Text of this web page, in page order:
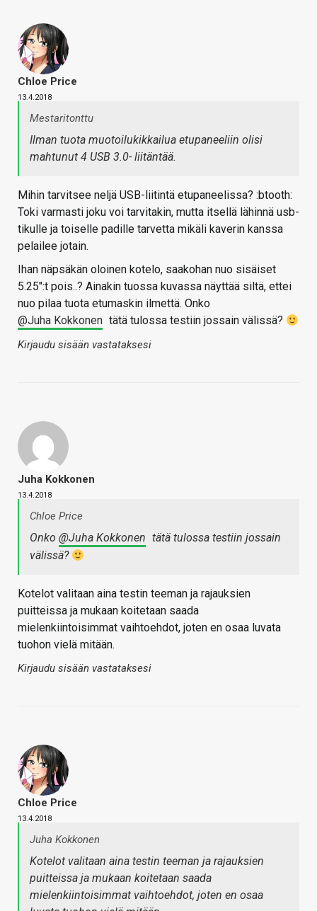
Chloe Price
13.4.2018
Mestaritonttu
Ilman tuota muotoilukikkailua etupaneeliin olisi
mahtunut 4 USB 3.0- liitäntää.
Mihin tarvitsee neljä USB-liitintä etupaneelissa? :btooth:
Toki varmasti joku voi tarvitakin, mutta itsellä lähinnä usb-
tikulle ja toiselle padille tarvetta mikäli kaverin kanssa
pelailee jotain.
Ihan näpsäkän oloinen kotelo, saakohan nuo sisäiset
5.25":t pois..? Ainakin tuossa kuvassa näyttää siltä, ettei
nuo pilaa tuota etumaskin ilmettä. Onko
@Juha Kokkonen tätä tulossa testiin jossain välissä?
Kirjaudu sisään vastataksesi
Juha Kokkonen
13.4.2018
Chloe Price
Onko @Juha Kokkonen tätä tulossa testiin jossain
välissä?
Kotelot valitaan aina testin teeman ja rajauksien
puitteissa ja mukaan koitetaan saada
mielenkiintoisimmat vaihtoehdot, joten en osaa luvata
tuohon vielä mitään.
Kirjaudu sisään vastataksesi
Chloe Price
13.4.2018
Juha Kokkonen
Kotelot valitaan aina testin teeman ja rajauksien
puitteissa ja mukaan koitetaan saada
mielenkiintoisimmat vaihtoehdot, joten en osaa